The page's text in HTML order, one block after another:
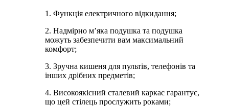
1. Функція електричного відкидання;
2. Надмірно м’яка подушка та подушка
можуть забезпечити вам максимальний
комфорт;
3. Зручна кишеня для пультів, телефонів та
інших дрібних предметів;
4. Високоякісний сталевий каркас гарантує,
що цей стілець прослужить роками;